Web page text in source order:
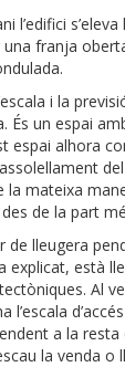
l’edifici
franja
i la
És un espai
alhora
la mateixa
de la part
de lleugera
explicat, està
Al
a la
la venda o